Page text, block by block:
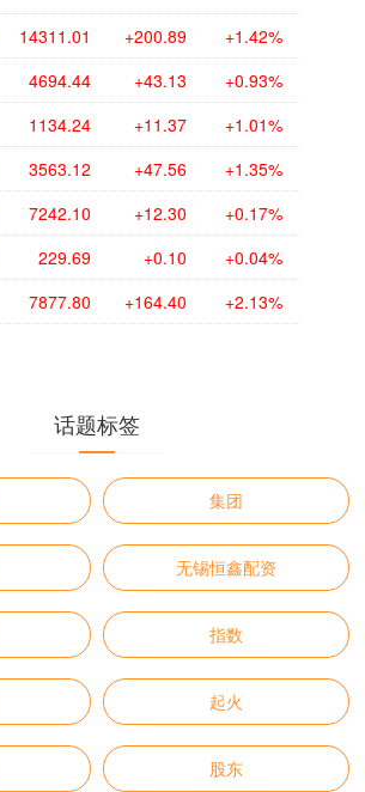
14311.01 +200.89 +1.42%
4694.44 +43.13 +0.93%
1134.24 +11.37 +1.01%
3563.12 +47.56 +1.35%
7242.10 +12.30 +0.17%
229.69 +0.10 +0.04%
7877.80 +164.40 +2.13%
话题标签
集团
无锡恒鑫配资
指数
起火
股东